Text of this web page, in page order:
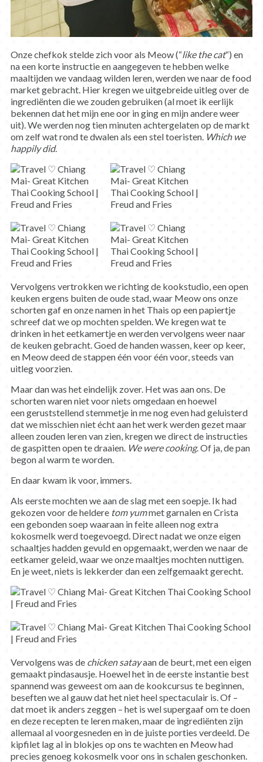
Onze chefkok stelde zich voor als Meow (“like the cat“) en
na een korte instructie en aangegeven te hebben welke
maaltijden we vandaag wilden leren, werden we naar de food
market gebracht. Hier kregen we uitgebreide uitleg over de
ingrediënten die we zouden gebruiken (al moet ik eerlijk
bekennen dat het mijn ene oor in ging en mijn andere weer
uit). We werden nog tien minuten achtergelaten op de markt
om zelf wat rond te dwalen als een stel toeristen. Which we
happily did.
Vervolgens vertrokken we richting de kookstudio, een open
keuken ergens buiten de oude stad, waar Meow ons onze
schorten gaf en onze namen in het Thais op een papiertje
schreef dat we op mochten spelden. We kregen wat te
drinken in het eetkamertje en werden vervolgens weer naar
de keuken gebracht. Goed de handen wassen, keer op keer,
en Meow deed de stappen één voor één voor, steeds van
uitleg voorzien.
Maar dan was het eindelijk zover. Het was aan ons. De
schorten waren niet voor niets omgedaan en hoewel
een geruststellend stemmetje in me nog even had geluisterd
dat we misschien niet écht aan het werk werden gezet maar
alleen zouden leren van zien, kregen we direct de instructies
de gaspitten open te draaien. We were cooking. Of ja, de pan
begon al warm te worden.
En daar kwam ik voor, immers.
Als eerste mochten we aan de slag met een soepje. Ik had
gekozen voor de heldere tom yummet garnalen en Crista
een gebonden soep waaraan in feite alleen nog extra
kokosmelk werd toegevoegd. Direct nadat we onze eigen
schaaltjes hadden gevuld en opgemaakt, werden we naar de
eetkamer geleid, waar we onze maaltjes mochten nuttigen.
En je weet, niets is lekkerder dan een zelfgemaakt gerecht.
Vervolgens was de chicken satayaan de beurt, met een eigen
gemaakt pindasausje. Hoewel het in de eerste instantie best
spannend was geweest om aan de kookcursus te beginnen,
beseften we al gauw dat het niet heel spectaculair is. Of –
dat moet ik anders zeggen – het is wel supergaaf om te doen
en deze recepten te leren maken, maar de ingrediënten zijn
allemaal al voorgesneden en in de juiste porties verdeeld. De
kipfilet lag al in blokjes op ons te wachten en Meow had
precies genoeg kokosmelk voor ons in schalen geschonken.